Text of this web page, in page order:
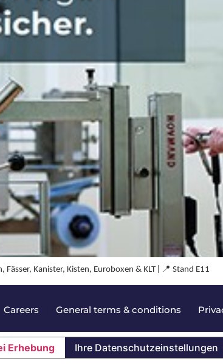
Kanister, Kisten, Euroboxen & KLT ǀ 📍 Stand E11
Careers General terms & conditions
Erhebung Ihre Datenschutzeinstellungen